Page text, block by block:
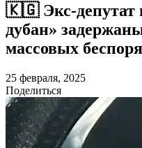
🇰🇬 Экс-депутат
дубан»
массовых
25 февраля, 2025
Поделиться